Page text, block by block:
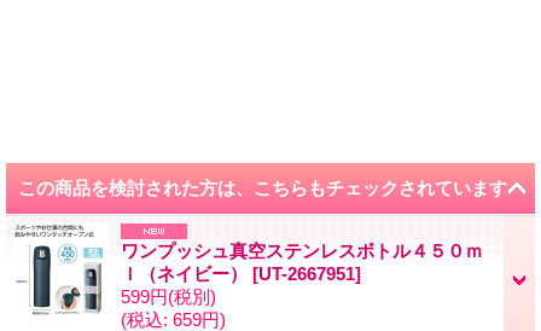
この商品を検討された方は、こちらもチェックされています
ワンプッシュ真空ステンレスボトル４５０ｍ
ｌ（ネイビー） [UT-2667951]
599円(税別)
(税込: 659円)